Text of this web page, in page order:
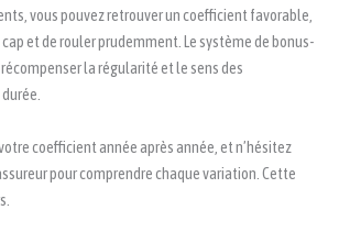
vous pouvez retrouver un coefficient favorable,
et de rouler prudemment. Le système de bonus-
la régularité et le sens des
coefficient année après année, et n’hésitez
pour comprendre chaque variation. Cette